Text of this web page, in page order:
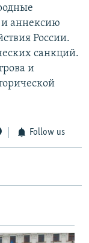
аннексию
России.
санкций.
и
Follow us